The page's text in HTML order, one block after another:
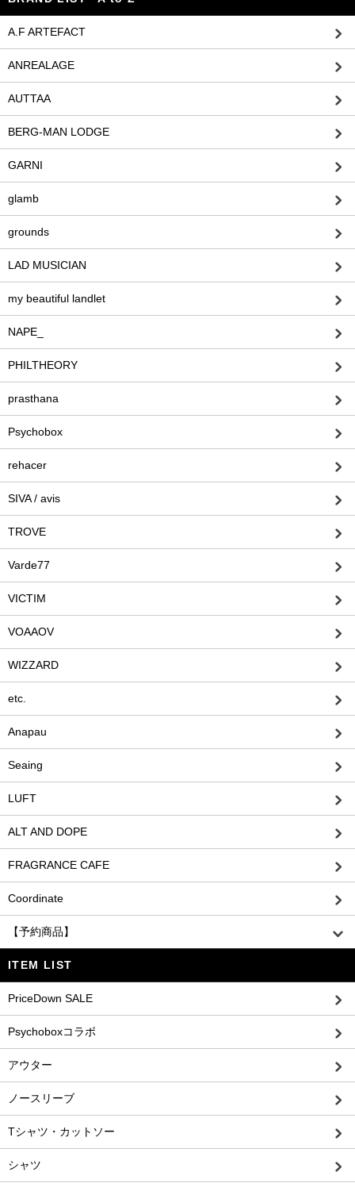
A.F ARTEFACT
ANREALAGE
AUTTAA
BERG-MAN LODGE
GARNI
glamb
grounds
LAD MUSICIAN
my beautiful landlet
NAPE_
PHILTHEORY
prasthana
Psychobox
rehacer
SIVA / avis
TROVE
Varde77
VICTIM
VOAAOV
WIZZARD
etc.
Anapau
Seaing
LUFT
ALT AND DOPE
FRAGRANCE CAFE
Coordinate
【予約商品】
ITEM LIST
PriceDown SALE
Psychoboxコラボ
アウター
ノースリーブ
Tシャツ・カットソー
シャツ